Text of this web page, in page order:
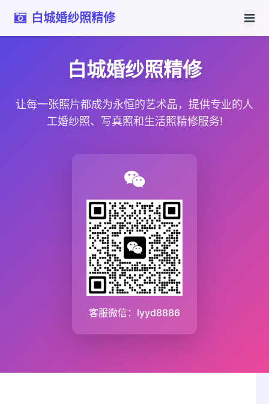
白城婚纱照精修
白城婚纱照精修
让每一张照片都成为永恒的艺术品，提供专业的人
工婚纱照、写真照和生活照精修服务!
客服微信：lyyd8886